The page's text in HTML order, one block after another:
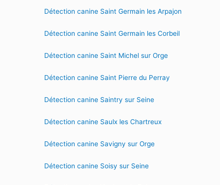
Détection canine Saint Germain les Arpajon
Détection canine Saint Germain les Corbeil
Détection canine Saint Michel sur Orge
Détection canine Saint Pierre du Perray
Détection canine Saintry sur Seine
Détection canine Saulx les Chartreux
Détection canine Savigny sur Orge
Détection canine Soisy sur Seine